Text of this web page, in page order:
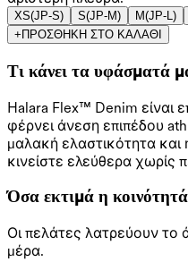
XS(JP-S) S(JP-M) M(JP-L)
+ ΠΡΟΣΘΗΚΗ ΣΤΟ ΚΑΛΑΘΙ
Τι κάνει τα υφάσματά
Halara Flex™ Denim είναι
φέρνει άνεση επιπέδου
μαλακή ελαστικότητα
κινείστε ελεύθερα χωρίς
Όσα εκτιμά η
Οι πελάτες λατρεύουν
μέρα.